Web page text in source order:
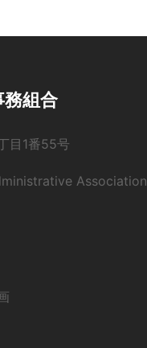
務組合
目1番55号
Association